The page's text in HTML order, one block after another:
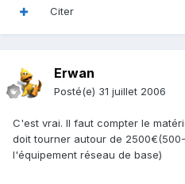
Citer
Erwan
Posté(e) 31 juillet 2006
C'est vrai. Il faut compter le
doit tourner autour de
l'équipement réseau de base)